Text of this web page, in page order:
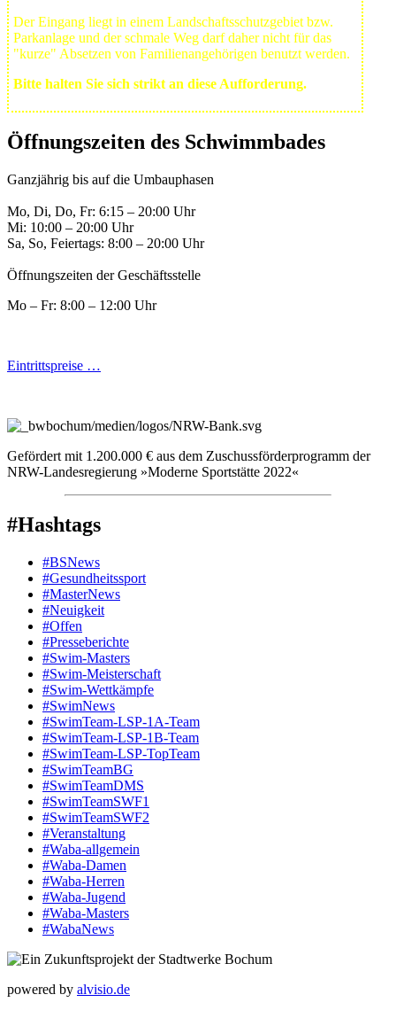
Der Eingang liegt in einem Landschafts­schutzgebiet bzw.
Park­anlage und der schmale Weg darf daher nicht für das
"kurze" Absetzen von Familienangehörigen benutzt werden.
Bitte halten Sie sich strikt an diese Aufforderung.
Öffnungszeiten des Schwimmbades
Ganzjährig bis auf die Umbauphasen
Mo, Di, Do, Fr: 6:15 – 20:00 Uhr
Mi: 10:00 – 20:00 Uhr
Sa, So, Feiertags: 8:00 – 20:00 Uhr
Öffnungszeiten der Geschäftsstelle
Mo – Fr: 8:00 – 12:00 Uhr
Eintrittspreise …
Gefördert mit 1.200.000 € aus dem Zuschussförderprogramm der
NRW-Landesregierung »Moderne Sportstätte 2022«
#Hashtags
#BSNews
#Gesundheitssport
#MasterNews
#Neuigkeit
#Offen
#Presse­berichte
#Swim-Masters
#Swim-Meister­schaft
#Swim-Wett­kämpfe
#SwimNews
#SwimTeam-LSP-1A-Team
#SwimTeam-LSP-1B-Team
#SwimTeam-LSP-TopTeam
#SwimTeamBG
#SwimTeamDMS
#SwimTeamSWF1
#SwimTeamSWF2
#Veranstaltung
#Waba-allgemein
#Waba-Damen
#Waba-Herren
#Waba-Jugend
#Waba-Masters
#WabaNews
powered by alvisio.de